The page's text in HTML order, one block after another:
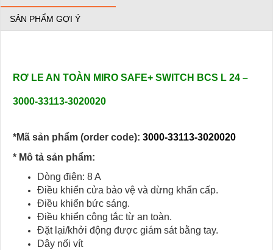
SẢN PHẨM GỢI Ý
RƠ LE AN TOÀN MIRO SAFE+ SWITCH BCS L 24 –
3000-33113-3020020
*Mã sản phẩm (order code): 3000-33113-3020020
* Mô tả sản phẩm:
Dòng điện: 8 A
Điều khiển cửa bảo vệ và dừng khẩn cấp.
Điều khiển bức sáng.
Điều khiển công tắc từ an toàn.
Đặt lại/khởi động được giám sát bằng tay.
Dây nối vít